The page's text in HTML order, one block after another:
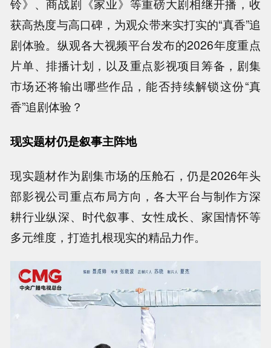
铃》、商战剧《家业》等重磅大剧相继开播，收
获高热度与高口碑，为观众带来实打实的“真香”追
剧体验。纵观各大视频平台发布的2026年度重点
片单、排播计划，以及重点影视项目筹备，剧集
市场还将输出哪些作品，能否持续解锁这份“真
香”追剧体验？
现实题材仍是叙事主阵地
现实题材作为剧集市场的压舱石，仍是2026年头
部影视公司重点布局方向，各大平台与制作方深
耕行业纵深、时代叙事、女性成长、家国情怀等
多元维度，打造扎根现实的精品力作。